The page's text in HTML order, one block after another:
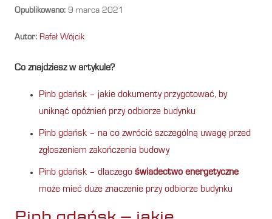
Opublikowano: 9 marca 2021
Autor: Rafał Wójcik
Co znajdziesz w artykule?
Pinb gdańsk – jakie dokumenty przygotować, by
uniknąć opóźnień przy odbiorze budynku
Pinb gdańsk – na co zwrócić szczególną uwagę przed
zgłoszeniem zakończenia budowy
Pinb gdańsk – dlaczego świadectwo energetyczne
może mieć duże znaczenie przy odbiorze budynku